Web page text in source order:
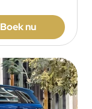
Boek nu